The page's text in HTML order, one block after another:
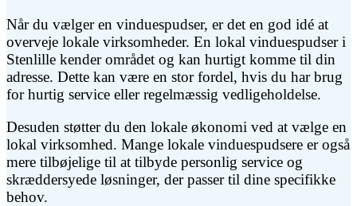
Når du vælger en vinduespudser, er det en god idé at
overveje lokale virksomheder. En lokal vinduespudser i
Stenlille kender området og kan hurtigt komme til din
adresse. Dette kan være en stor fordel, hvis du har brug
for hurtig service eller regelmæssig vedligeholdelse.
Desuden støtter du den lokale økonomi ved at vælge en
lokal virksomhed. Mange lokale vinduespudsere er også
mere tilbøjelige til at tilbyde personlig service og
skræddersyede løsninger, der passer til dine specifikke
behov.